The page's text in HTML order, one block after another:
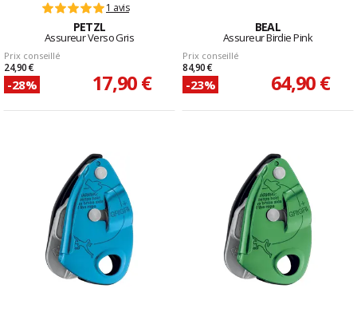
1 avis
PETZL
Assureur Verso Gris
Prix conseillé
24,90 €
-28% 17,90 €
BEAL
Assureur Birdie Pink
Prix conseillé
84,90 €
-23% 64,90 €